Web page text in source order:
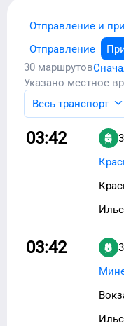
Отправление и
Отправление
30 маршрутов
Указано местное
Весь транспорт
03:42
03:42